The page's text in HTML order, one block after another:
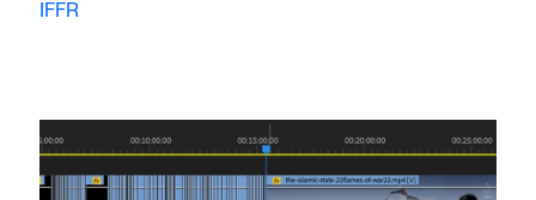
IFFR